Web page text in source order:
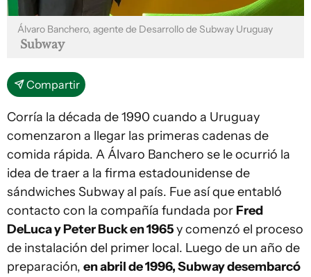
Álvaro Banchero, agente de Desarrollo de Subway Uruguay
Subway
Compartir
Corría la década de 1990 cuando a Uruguay
comenzaron a llegar las primeras cadenas de
comida rápida. A Álvaro Banchero se le ocurrió la
idea de traer a la firma estadounidense de
sándwiches Subway al país. Fue así que entabló
contacto con la compañía fundada por Fred
DeLuca y Peter Buck en 1965y comenzó el proceso
de instalación del primer local. Luego de un año de
preparación, en abril de 1996, Subway desembarcó